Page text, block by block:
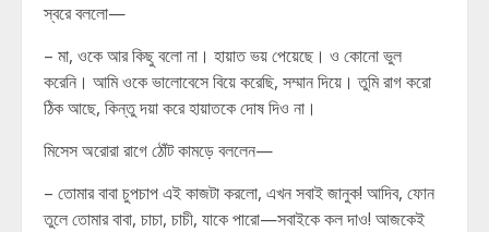
স্বরে বললো—
– মা, ওকে আর কিছু বলো না। হায়াত ভয় পেয়েছে। ও কোনো ভুল
করেনি। আমি ওকে ভালোবেসে বিয়ে করেছি, সম্মান দিয়ে। তুমি রাগ করো
ঠিক আছে, কিন্তু দয়া করে হায়াতকে দোষ দিও না।
মিসেস অরোরা রাগে ঠোঁট কামড়ে বললেন—
– তোমার বাবা চুপচাপ এই কাজটা করলো, এখন সবাই জানুক! আদিব, ফোন
তুলে তোমার বাবা, চাচা, চাচী, যাকে পারো—সবাইকে কল দাও! আজকেই